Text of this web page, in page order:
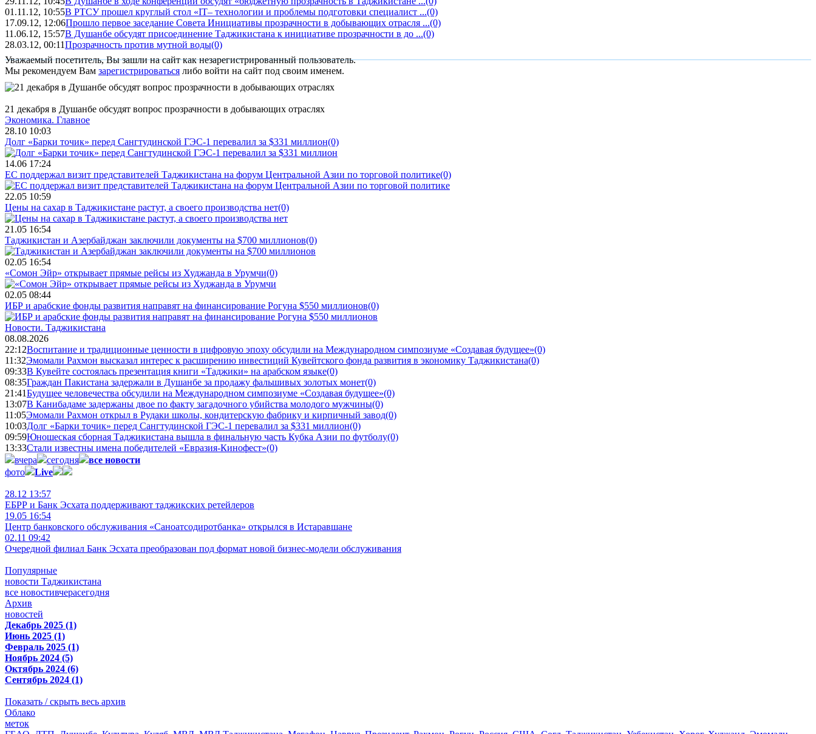
01.11.12, 10:55В РТСУ прошел круглый стол «IT– технологии и проблемы подготовки специалист ...(0)
17.09.12, 12:06Прошло первое заседание Совета Инициативы прозрачности в добывающих отрасля ...(0)
11.06.12, 15:57В Душанбе обсудят присоединение Таджикистана к инициативе прозрачности в до ...(0)
28.03.12, 00:11Прозрачность против мутной воды(0)
Уважаемый посетитель, Вы зашли на сайт как незарегистрированный пользователь.
Мы рекомендуем Вам зарегистрироваться либо войти на сайт под своим именем.
21 декабря в Душанбе обсудят вопрос прозрачности в добывающих отраслях
Экономика. Главное
28.10 10:03
Долг «Барки точик» перед Сангтудинской ГЭС-1 перевалил за $331 миллион(0)
14.06 17:24
ЕС поддержал визит представителей Таджикистана на форум Центральной Азии по торговой политике(0)
22.05 10:59
Цены на сахар в Таджикистане растут, а своего производства нет(0)
21.05 16:54
Таджикистан и Азербайджан заключили документы на $700 миллионов(0)
02.05 16:54
«Сомон Эйр» открывает прямые рейсы из Худжанда в Урумчи(0)
02.05 08:44
ИБР и арабские фонды развития направят на финансирование Рогуна $550 миллионов(0)
Новости. Таджикистана
08.08.2026
22:12Воспитание и традиционные ценности в цифровую эпоху обсудили на Международном симпозиуме «Создавая будущее»(0)
11:32Эмомали Рахмон высказал интерес к расширению инвестиций Кувейтского фонда развития в экономику Таджикистана(0)
09:33В Кувейте состоялась презентация книги «Таджики» на арабском языке(0)
08:35Граждан Пакистана задержали в Душанбе за продажу фальшивых золотых монет(0)
21:41Будущее человечества обсудили на Международном симпозиуме «Создавая будущее»(0)
13:07В Канибадаме задержаны двое по факту загадочного убийства молодого мужчины(0)
11:05Эмомали Рахмон открыл в Рудаки школы, кондитерскую фабрику и кирпичный завод(0)
10:03Долг «Барки точик» перед Сангтудинской ГЭС-1 перевалил за $331 миллион(0)
09:59Юношеская сборная Таджикистана вышла в финальную часть Кубка Азии по футболу(0)
13:33Стали известны имена победителей «Евразия-Кинофест»(0)
вчера
сегодня
все новости
фото
Live
28.12 13:57
ЕБРР и Банк Эсхата поддерживают таджикских ретейлеров
19.05 16:54
Центр банковского обслуживания «Саноатсодиротбанка» открылся в Истаравшане
02.11 09:42
Очередной филиал Банк Эсхата преобразован под формат новой бизнес-модели обслуживания
Популярные
новости Таджикистана
все новостивчерасегодня
Архив
новостей
Декабрь 2025 (1)
Июнь 2025 (1)
Февраль 2025 (1)
Ноябрь 2024 (5)
Октябрь 2024 (6)
Сентябрь 2024 (1)
Показать / скрыть весь архив
Облако
меток